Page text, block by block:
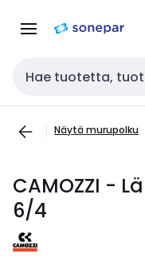
navigointiinsisältöön
Haku
Näytä murupolku
CAMOZZI -
6/4